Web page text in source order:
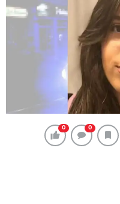
0 0